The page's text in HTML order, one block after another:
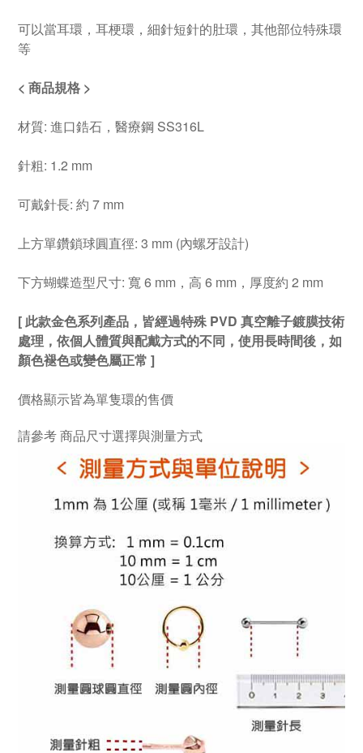
可以當耳環，耳梗環，細針短針的肚環，其他部位特殊環
等
< 商品規格 >
材質: 進口鋯石，醫療鋼 SS316L
針粗: 1.2 mm
可戴針長: 約 7 mm
上方單鑽鎖球圓直徑: 3 mm (內螺牙設計)
下方蝴蝶造型尺寸: 寬 6 mm，高 6 mm，厚度約 2 mm
[ 此款金色系列產品，皆經過特殊 PVD 真空離子鍍膜技術
處理，依個人體質與配戴方式的不同，使用長時間後，如
顏色褪色或變色屬正常 ]
價格顯示皆為單隻環的售價
請參考商品尺寸選擇與測量方式